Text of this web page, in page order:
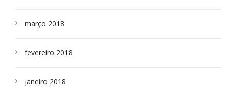
março 2018
fevereiro 2018
janeiro 2018